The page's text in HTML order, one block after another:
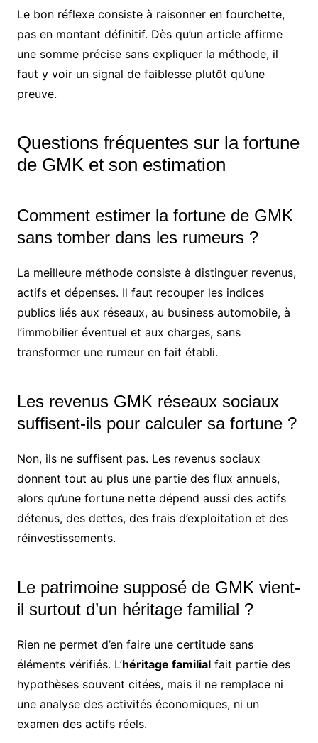
Le bon réflexe consiste à raisonner en fourchette,
pas en montant définitif. Dès qu’un article affirme
une somme précise sans expliquer la méthode, il
faut y voir un signal de faiblesse plutôt qu’une
preuve.
Questions fréquentes sur la fortune
de GMK et son estimation
Comment estimer la fortune de GMK
sans tomber dans les rumeurs ?
La meilleure méthode consiste à distinguer revenus,
actifs et dépenses. Il faut recouper les indices
publics liés aux réseaux, au business automobile, à
l’immobilier éventuel et aux charges, sans
transformer une rumeur en fait établi.
Les revenus GMK réseaux sociaux
suffisent-ils pour calculer sa fortune ?
Non, ils ne suffisent pas. Les revenus sociaux
donnent tout au plus une partie des flux annuels,
alors qu’une fortune nette dépend aussi des actifs
détenus, des dettes, des frais d’exploitation et des
réinvestissements.
Le patrimoine supposé de GMK vient-
il surtout d’un héritage familial ?
Rien ne permet d’en faire une certitude sans
éléments vérifiés. L’héritage familialfait partie des
hypothèses souvent citées, mais il ne remplace ni
une analyse des activités économiques, ni un
examen des actifs réels.